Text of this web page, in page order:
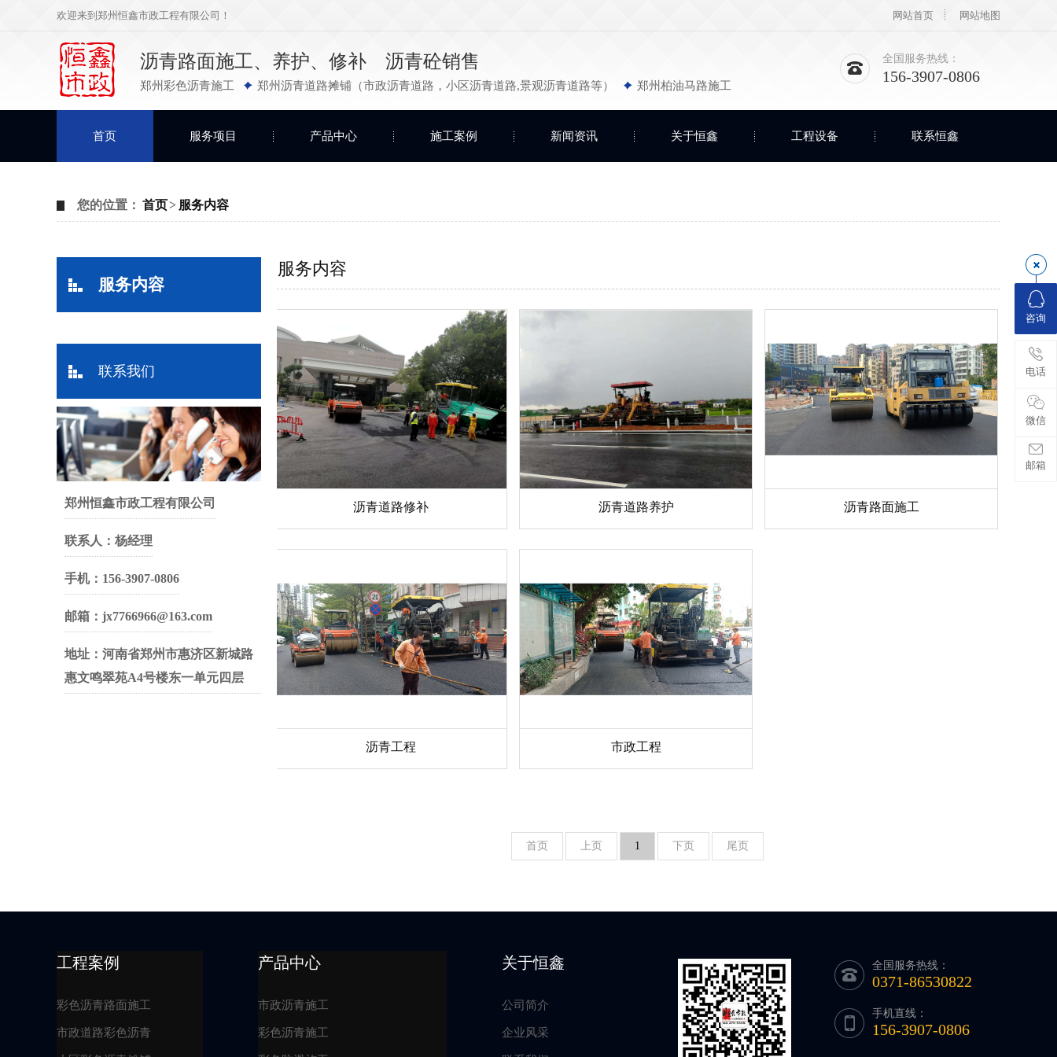
网站首页 网站地图
欢迎来到郑州恒鑫市政工程有限公司！
沥青路面施工、养护、修补 沥青砼销售
郑州彩色沥青施工 郑州沥青道路摊铺（市政沥青道路，小区沥青道路,景观沥青道路等） 郑州柏油马路施工
全国服务热线：
156-3907-0806
首页 服务项目 产品中心 施工案例 新闻资讯 关于恒鑫 工程设备 联系恒鑫
您的位置： 首页> 服务内容
服务内容
联系我们
郑州恒鑫市政工程有限公司
联系人：杨经理
手机：156-3907-0806
邮箱：jx7766966@163.com
地址：河南省郑州市惠济区新城路
惠文鸣翠苑A4号楼东一单元四层
服务内容
沥青道路修补 沥青道路养护 沥青路面施工
沥青工程 市政工程
首页 上页 1 下页 尾页
工程案例
彩色沥青路面施工
市政道路彩色沥青
产品中心
市政沥青施工
彩色沥青施工
关于恒鑫
公司简介
企业风采
全国服务热线：
0371-86530822
手机直线：
156-3907-0806
咨询
电话
微信
邮箱